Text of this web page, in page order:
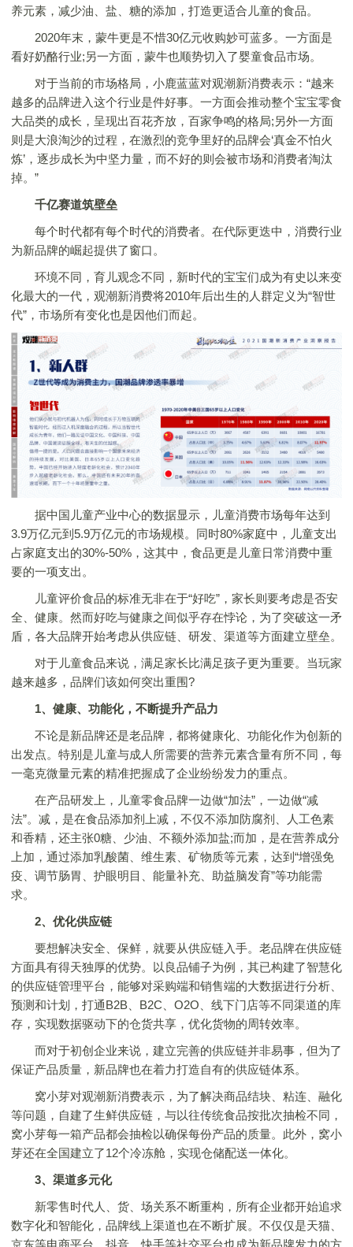
养元素，减少油、盐、糖的添加，打造更适合儿童的食品。
2020年末，蒙牛更是不惜30亿元收购妙可蓝多。一方面是
看好奶酪行业;另一方面，蒙牛也顺势切入了婴童食品市场。
对于当前的市场格局，小鹿蓝蓝对观潮新消费表示：“越来
越多的品牌进入这个行业是件好事。一方面会推动整个宝宝零食
大品类的成长，呈现出百花齐放，百家争鸣的格局;另外一方面
则是大浪淘沙的过程，在激烈的竞争里好的品牌会‘真金不怕火
炼’，逐步成长为中坚力量，而不好的则会被市场和消费者淘汰
掉。”
千亿赛道筑壁垒
每个时代都有每个时代的消费者。在代际更迭中，消费行业
为新品牌的崛起提供了窗口。
环境不同，育儿观念不同，新时代的宝宝们成为有史以来变
化最大的一代，观潮新消费将2010年后出生的人群定义为“智世
代”，市场所有变化也是因他们而起。
据中国儿童产业中心的数据显示，儿童消费市场每年达到
3.9万亿元到5.9万亿元的市场规模。同时80%家庭中，儿童支出
占家庭支出的30%-50%，这其中，食品更是儿童日常消费中重
要的一项支出。
儿童评价食品的标准无非在于“好吃”，家长则要考虑是否安
全、健康。然而好吃与健康之间似乎存在悖论，为了突破这一矛
盾，各大品牌开始考虑从供应链、研发、渠道等方面建立壁垒。
对于儿童食品来说，满足家长比满足孩子更为重要。当玩家
越来越多，品牌们该如何突出重围?
1、 健康、功能化，不断提升产品力
不论是新品牌还是老品牌，都将健康化、功能化作为创新的
出发点。特别是儿童与成人所需要的营养元素含量有所不同，每
一毫克微量元素的精准把握成了企业纷纷发力的重点。
在产品研发上，儿童零食品牌一边做“加法”，一边做“减
法”。减，是在食品添加剂上减，不仅不添加防腐剂、人工色素
和香精，还主张0糖、少油、不额外添加盐;而加，是在营养成分
上加，通过添加乳酸菌、维生素、矿物质等元素，达到“增强免
疫、调节肠胃、护眼明目、能量补充、助益脑发育”等功能需
求。
2、 优化供应链
要想解决安全、保鲜，就要从供应链入手。老品牌在供应链
方面具有得天独厚的优势。以良品铺子为例，其已构建了智慧化
的供应链管理平台，能够对采购端和销售端的大数据进行分析、
预测和计划，打通B2B、B2C、O2O、线下门店等不同渠道的库
存，实现数据驱动下的仓货共享，优化货物的周转效率。
而对于初创企业来说，建立完善的供应链并非易事，但为了
保证产品质量，新品牌也在着力打造自有的供应链体系。
窝小芽对观潮新消费表示，为了解决商品结块、粘连、融化
等问题，自建了生鲜供应链，与以往传统食品按批次抽检不同，
窝小芽每一箱产品都会抽检以确保每份产品的质量。此外，窝小
芽还在全国建立了12个冷冻舱，实现仓储配送一体化。
3、渠道多元化
新零售时代人、货、场关系不断重构，所有企业都开始追求
数字化和智能化，品牌线上渠道也在不断扩展。不仅仅是天猫、